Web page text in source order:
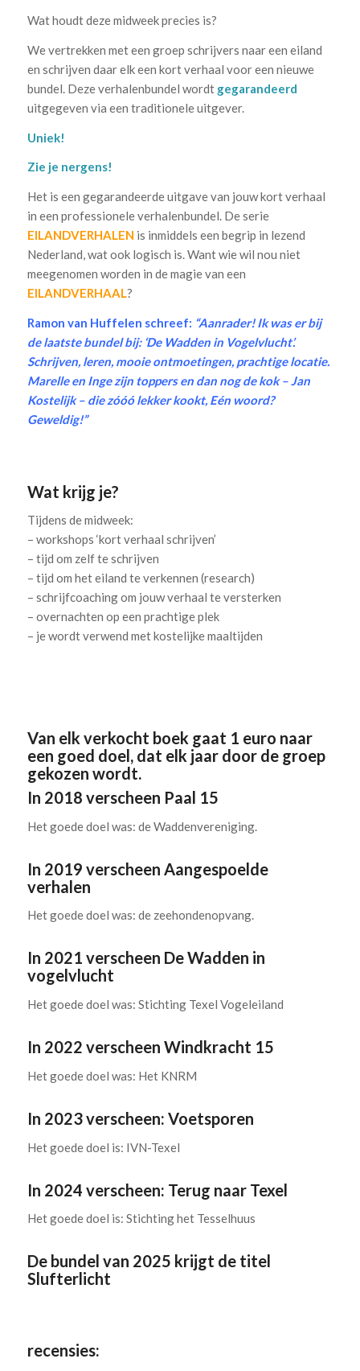
Wat houdt deze midweek precies is?
We vertrekken met een groep schrijvers naar een eiland
en schrijven daar elk een kort verhaal voor een nieuwe
bundel. Deze verhalenbundel wordt gegarandeerd
uitgegeven via een traditionele uitgever.
Uniek!
Zie je nergens!
Het is een gegarandeerde uitgave van jouw kort verhaal
in een professionele verhalenbundel. De serie
EILANDVERHALEN is inmiddels een begrip in lezend
Nederland, wat ook logisch is. Want wie wil nou niet
meegenomen worden in de magie van een
EILANDVERHAAL?
Ramon van Huffelen schreef: “Aanrader! Ik was er bij
de laatste bundel bij: ‘De Wadden in Vogelvlucht’.
Schrijven, leren, mooie ontmoetingen, prachtige locatie.
Marelle en Inge zijn toppers en dan nog de kok – Jan
Kostelijk – die zóóó lekker kookt, Eén woord?
Geweldig!”
Wat krijg je?
Tijdens de midweek:
– workshops ‘kort verhaal schrijven’
– tijd om zelf te schrijven
– tijd om het eiland te verkennen (research)
– schrijfcoaching om jouw verhaal te versterken
– overnachten op een prachtige plek
– je wordt verwend met kostelijke maaltijden
Van elk verkocht boek gaat 1 euro naar
een goed doel, dat elk jaar door de groep
gekozen wordt.
In 2018 verscheen Paal 15
Het goede doel was: de Waddenvereniging.
In 2019 verscheen Aangespoelde
verhalen
Het goede doel was: de zeehondenopvang.
In 2021 verscheen De Wadden in
vogelvlucht
Het goede doel was: Stichting Texel Vogeleiland
In 2022 verscheen Windkracht 15
Het goede doel was: Het KNRM
In 2023 verscheen: Voetsporen
Het goede doel is: IVN-Texel
In 2024 verscheen: Terug naar Texel
Het goede doel is: Stichting het Tesselhuus
De bundel van 2025 krijgt de titel
Slufterlicht
recensies: